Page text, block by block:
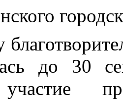
до 30